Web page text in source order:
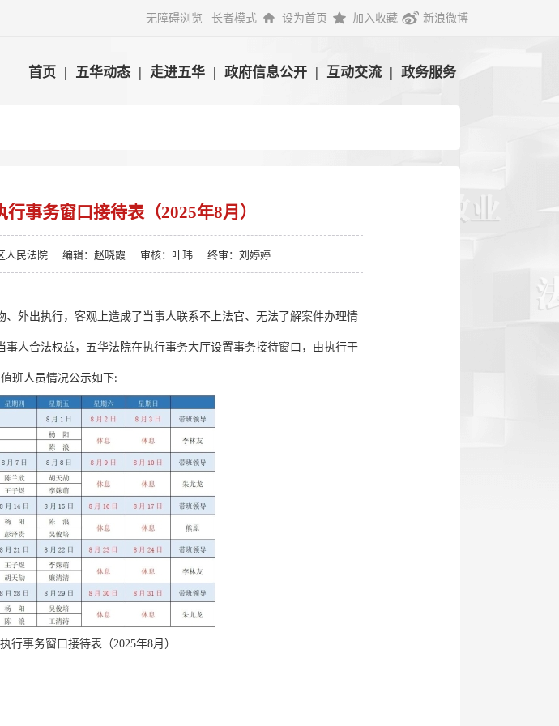
无障碍浏览 长者模式 设为首页 加入收藏 新浪微博
首页 | 五华动态 | 走进五华 | 政府信息公开 | 互动交流 | 政务服务
行事务窗口接待表（2025年8月）
人民法院 编辑：赵晓霞 审核：叶玮 终审：刘婷婷
外出执行，客观上造成了当事人联系不上法官、无法了解案件办理情
人合法权益，五华法院在执行事务大厅设置事务接待窗口，由执行干
班人员情况公示如下:
行事务窗口接待表（2025年8月）